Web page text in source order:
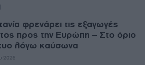
φρενάρει τις εξαγωγές
προς την Ευρώπη – Στο όριο
λόγω καύσωνα
2026